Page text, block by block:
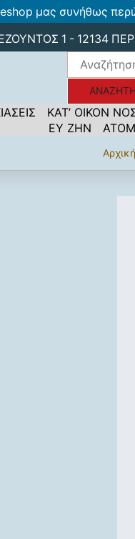
μας συνήθως
1 - 12134
ΚΑΤ’ ΟΙΚΟΝ
ΕΥ ΖΗΝ